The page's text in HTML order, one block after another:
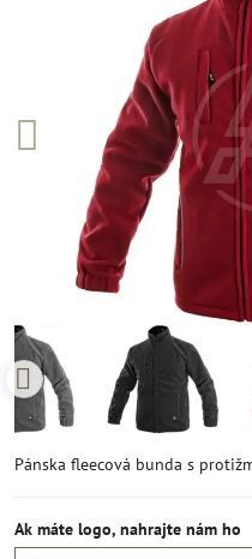
Pánska fleecová bunda s
Ak máte logo, nahrajte nám ho